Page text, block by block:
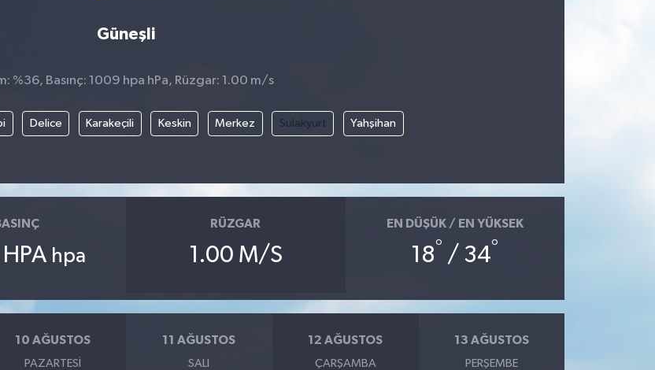
Güneşli
%36, Basınç: 1009 hpa hPa, Rüzgar: 1.00 m/s
Delice Karakeçili Keskin Merkez Sulakyurt Yahşihan
hpa
RÜZGAR
1.00 M/S
EN DÜŞÜK / EN YÜKSEK
18° / 34°
10 AĞUSTOS
PAZARTESI
11 AĞUSTOS
SALI
12 AĞUSTOS
ÇARŞAMBA
13 AĞUSTOS
PERŞEMBE